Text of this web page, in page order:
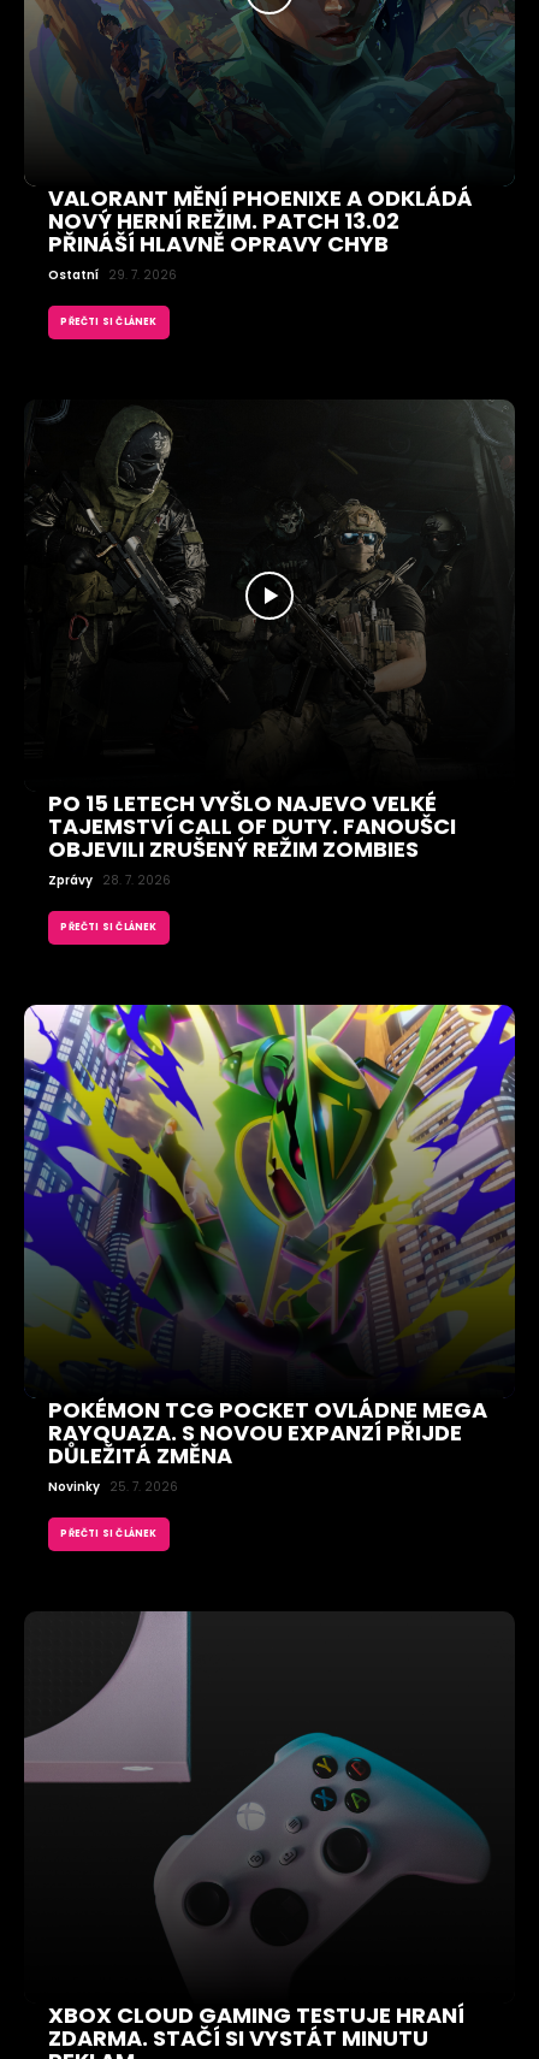
VALORANT MĚNÍ PHOENIXE A ODKLÁDÁ
NOVÝ HERNÍ REŽIM. PATCH 13.02
PŘINÁŠÍ HLAVNĚ OPRAVY CHYB
Ostatní 29. 7. 2026
PŘEČTI SI ČLÁNEK
PO 15 LETECH VYŠLO NAJEVO VELKÉ
TAJEMSTVÍ CALL OF DUTY. FANOUŠCI
OBJEVILI ZRUŠENÝ REŽIM ZOMBIES
Zprávy 28. 7. 2026
PŘEČTI SI ČLÁNEK
POKÉMON TCG POCKET OVLÁDNE MEGA
RAYQUAZA. S NOVOU EXPANZÍ PŘIJDE
DŮLEŽITÁ ZMĚNA
Novinky 25. 7. 2026
PŘEČTI SI ČLÁNEK
XBOX CLOUD GAMING TESTUJE HRANÍ
ZDARMA. STAČÍ SI VYSTÁT MINUTU